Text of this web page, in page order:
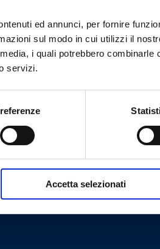
ed annunci, per fornire
sul modo in cui utilizzi il
i quali potrebbero
servizi.
Accetta selezionati
5 120
Besoin d’aide ?